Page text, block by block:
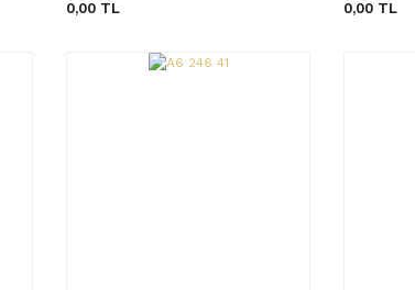
0,00 TL 0,00 TL